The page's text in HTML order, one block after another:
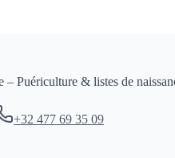
Puériculture & listes de
+32 477 69 35 09